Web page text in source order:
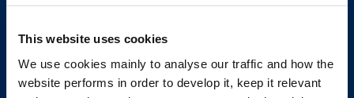
This website uses cookies
We use cookies mainly to analyse our traffic and how the
website performs in order to develop it, keep it relevant
ACCESORIO DE TRANSPORTE